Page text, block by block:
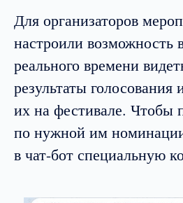
Для организаторов
настроили возможность
реального времени
результаты голосования
их на фестивале. Чтобы
по нужной им
в чат-бот специальную